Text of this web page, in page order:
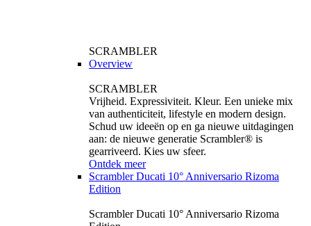
SCRAMBLER
Overview
SCRAMBLER
Vrijheid. Expressiviteit. Kleur. Een unieke mix
van authenticiteit, lifestyle en modern design.
Schud uw ideeën op en ga nieuwe uitdagingen
aan: de nieuwe generatie Scrambler® is
gearriveerd. Kies uw sfeer.
Ontdek meer
Scrambler Ducati 10° Anniversario Rizoma
Edition
Scrambler Ducati 10° Anniversario Rizoma